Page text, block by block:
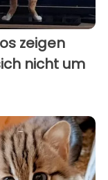
zeigen
nicht um